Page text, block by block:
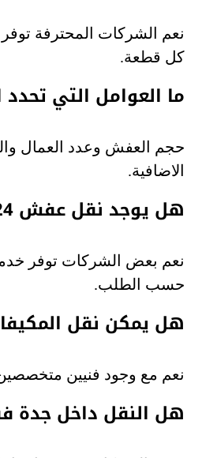
نعم الشركات المحترفة
كل قطعة.
ما العوامل التي
حجم العفش وعدد العمال
الاضافية.
هل يوجد نقل عفش 24 ساعة جدة؟
نعم بعض الشركات توفر
حسب الطلب.
هل يمكن نقل
نعم مع وجود فنيين
هل النقل داخل جدة